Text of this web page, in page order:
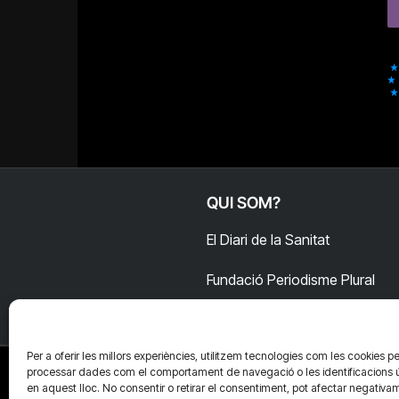
Per a oferir les millors experiències, utilitzem tecnologies com les cookies
processar dades com el comportament de navegació o les identificacions
en aquest lloc. No consentir o retirar el consentiment, pot afectar
QUI SOM?
El Diari de la Sanitat
Fundació Periodisme Plural